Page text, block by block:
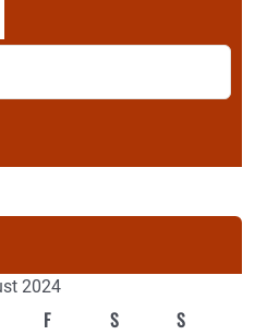
2024
F S S